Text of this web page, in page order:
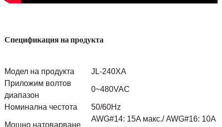
Спецификация на продукта
Модел на продукта
JL-240XA
Приложим волтов
диапазон
0~480VAC
Номинална честота 50/60Hz
Мощно натоварване
AWG#14: 15A макс./ AWG#16: 10A